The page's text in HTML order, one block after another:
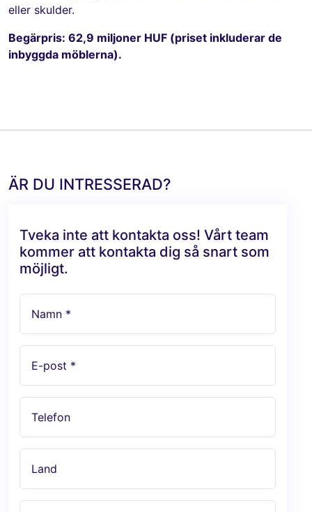
eller skulder.
Begärpris: 62,9 miljoner HUF (priset inkluderar de
inbyggda möblerna).
ÄR DU INTRESSERAD?
Tveka inte att kontakta oss! Vårt team
kommer att kontakta dig så snart som
möjligt.
Namn *
E-post *
Telefon
Land